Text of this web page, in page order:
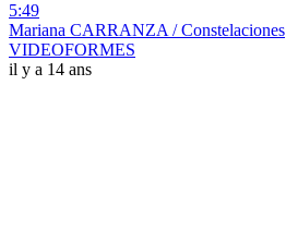
5:49
Mariana CARRANZA / Constelaciones
VIDEOFORMES
il y a 14 ans